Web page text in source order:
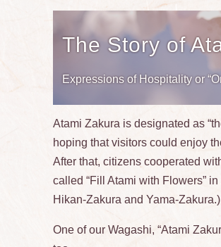
The Story of
Expressions of Hospitality or
Atami Zakura is designated as
hoping that visitors could enjoy
After that, citizens cooperated
called “Fill Atami with Flowers”
Hikan-Zakura and Yama-Zakura.)
One of our Wagashi, “Atami